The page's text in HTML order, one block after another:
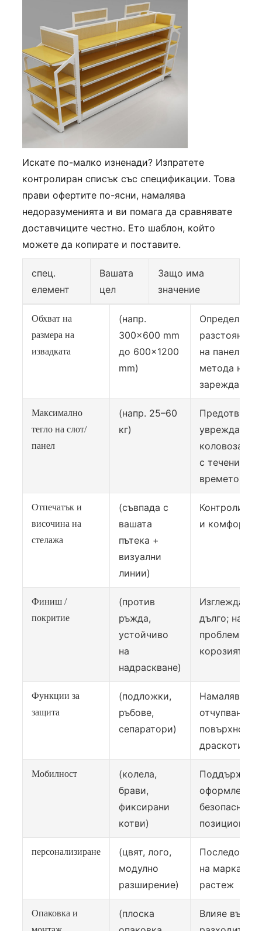
Искате по-малко изненади? Изпратете
контролиран списък със спецификации. Това
прави офертите по-ясни, намалява
недоразуменията и ви помага да сравнявате
доставчиците честно. Ето шаблон, който
можете да копирате и поставите.
спец.
елемент
Вашата
цел
Защо има
значение
Обхват на
размера на
извадката
(напр.
300×600 mm
до 600×1200
mm)
Определя
на панелите
метода на
зареждане
Максимално
тегло на слот/
панел
(напр. 25–60
кг)
увреждане
коловоза и
с течение на
времето
Отпечатък и
височина на
стелажа
(съвпада с
вашата
пътека +
визуални
линии)
Контролира
и комфорта
Финиш /
покритие
(против
ръжда,
устойчиво
на
надраскване)
Изглежда
дълго;
проблемите
корозията
Функции за
защита
(подложки,
ръбове,
сепаратори)
Намалява
отчупването
драскотини
Мобилност
(колела,
брави,
фиксирани
котви)
Поддържа
оформление
безопасно
персонализиране
(цвят, лого,
модулно
разширение)
на марката
растеж
Опаковка и
(плоска
Влияе върху